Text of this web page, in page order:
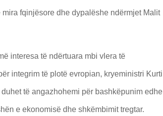
fqinjësore dhe dypalëshe ndërmjet Malit
interesa të ndërtuara mbi vlera të
integrim të plotë evropian, kryeministri Kurti
të angazhohemi për bashkëpunim edhe
e ekonomisë dhe shkëmbimit tregtar.